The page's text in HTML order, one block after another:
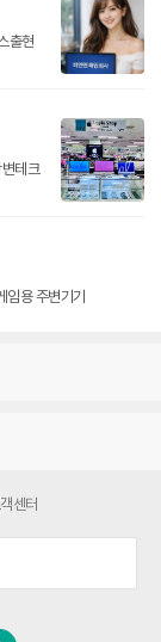
출현
테크
용 주변기기
센터